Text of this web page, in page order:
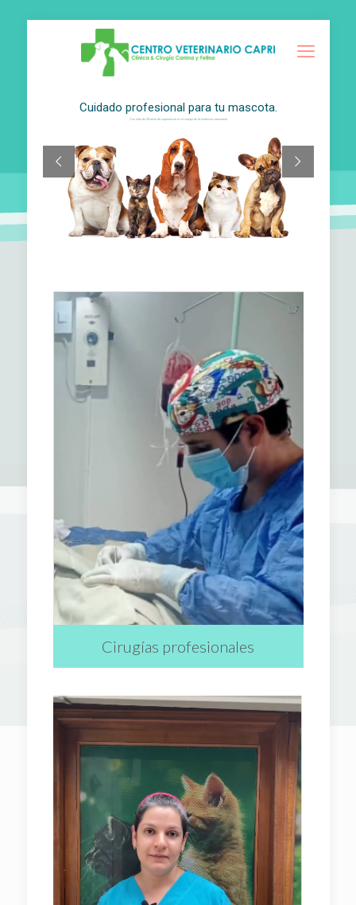
Cuidado profesional para tu mascota.
Con más de 24 años de experiencia en el campo de la medicina veterinaria
Cirugías profesionales